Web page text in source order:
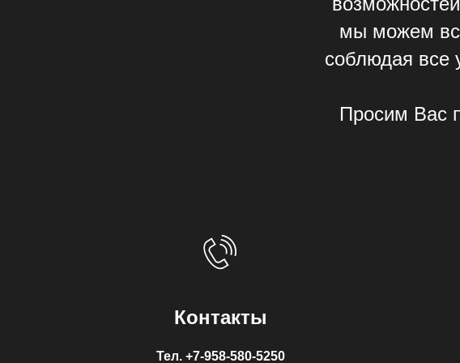
мы можем
соблюдая все
Просим Вас
Контакты
Тел. +7-958-580-5250